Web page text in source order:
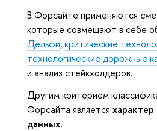
В Форсайте применяются
которые совмещают в себе
Дельфи,критические
технологические дорожные
и анализ стейкхолдеров.
Другим критерием
Форсайта является характер
данных.